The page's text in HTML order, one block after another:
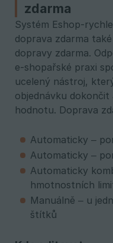
zdarma
Systém Eshop-
doprava zdarma
dopravy zdarma.
e-shopařské praxi
ucelený nástroj,
objednávku dokončit
hodnotu. Doprava
Automaticky –
Automaticky –
Automaticky
hmotnostních
Manuálně – u
štítků